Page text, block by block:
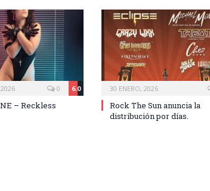
6.0
0
– Reckless
30 ENERO, 2026
Rock The Sun anuncia la
distribución por días.